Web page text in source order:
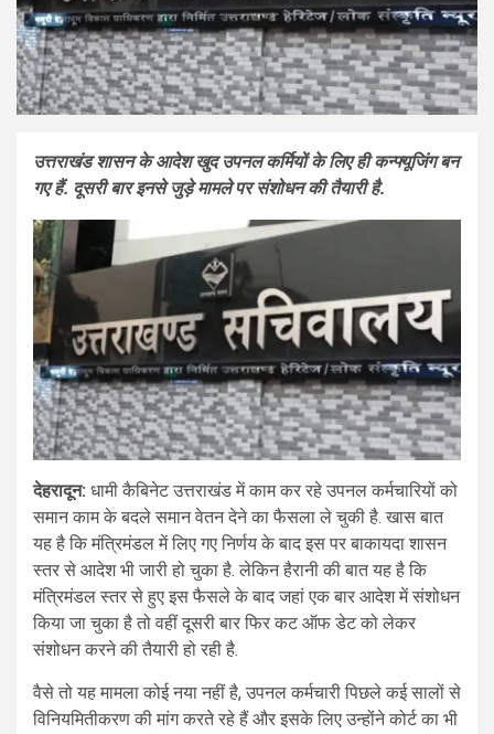
उत्तराखंड शासन के आदेश खुद उपनल कर्मियों के लिए ही कन्फ्यूजिंग बन
गए हैं. दूसरी बार इनसे जुड़े मामले पर संशोधन की तैयारी है.
देहरादून: धामी कैबिनेट उत्तराखंड में काम कर रहे उपनल कर्मचारियों को
समान काम के बदले समान वेतन देने का फैसला ले चुकी है. खास बात
यह है कि मंत्रिमंडल में लिए गए निर्णय के बाद इस पर बाकायदा शासन
स्तर से आदेश भी जारी हो चुका है. लेकिन हैरानी की बात यह है कि
मंत्रिमंडल स्तर से हुए इस फैसले के बाद जहां एक बार आदेश में संशोधन
किया जा चुका है तो वहीं दूसरी बार फिर कट ऑफ डेट को लेकर
संशोधन करने की तैयारी हो रही है.
वैसे तो यह मामला कोई नया नहीं है, उपनल कर्मचारी पिछले कई सालों से
विनियमितीकरण की मांग करते रहे हैं और इसके लिए उन्होंने कोर्ट का भी